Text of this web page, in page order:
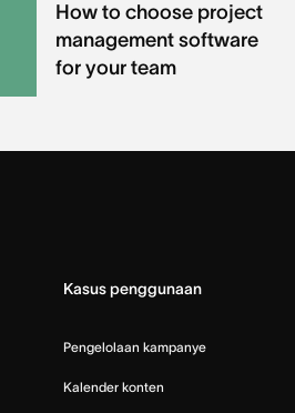
How to choose project
management software
for your team
Kasus penggunaan
Pengelolaan kampanye
Kalender konten